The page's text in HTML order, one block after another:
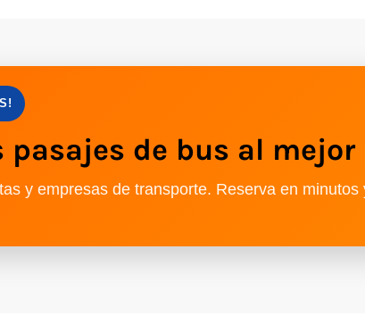
pasajes de bus al mejor
y empresas de transporte. Reserva en minutos